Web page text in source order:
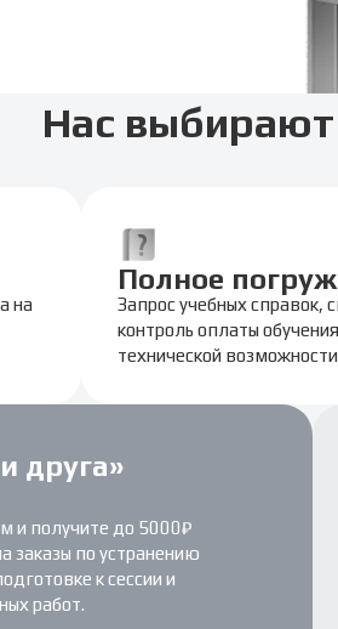
Нас
на
Полное
Запрос учебных справок,
контроль оплаты
технической
друга»
и получите до 5000₽
заказы по устранению
к сессии и
работ.